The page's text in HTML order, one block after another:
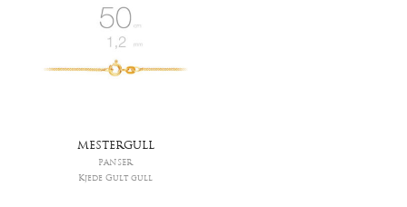
MESTERGULL
PANSER
Kjede Gult gull